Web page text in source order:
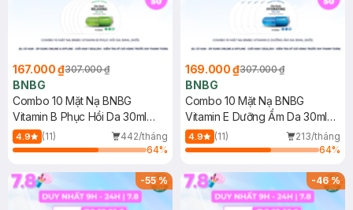
167.000 ₫307.000 ₫
BNBG
Combo 10 Mặt Nạ BNBG
Vitamin B Phục Hồi Da 30ml
(Mới)
4.9 (11)
442/tháng
64%
169.000 ₫307.000 ₫
BNBG
Combo 10 Mặt Nạ BNBG
Vitamin E Dưỡng Ẩm Da 30ml
(Mới)
4.9 (11)
213/tháng
64%
-55% -46%